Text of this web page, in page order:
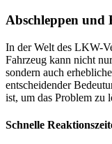
Abschleppen und
In der Welt des LKW-
Fahrzeug kann nicht
sondern auch
entscheidender
ist, um das Problem zu
Schnelle